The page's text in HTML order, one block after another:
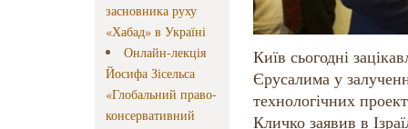
засновника руху
«Хабад» в Україні
Онлайн-лекція
Йосифа Зісельса
«Глобальний право-
консервативний
Київ сьогодні
Єрусалима у
технологічних
Кличко заявив в